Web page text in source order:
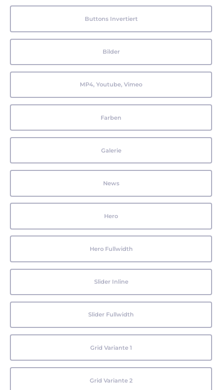
Buttons Invertiert
Bilder
MP4, Youtube, Vimeo
Farben
Galerie
News
Hero
Hero Fullwidth
Slider Inline
Slider Fullwidth
Grid Variante 1
Grid Variante 2